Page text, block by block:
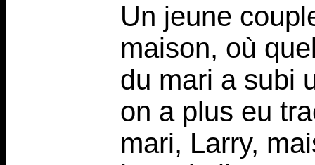
Un jeune
maison, où
du mari a subi
on a plus eu
mari, Larry,